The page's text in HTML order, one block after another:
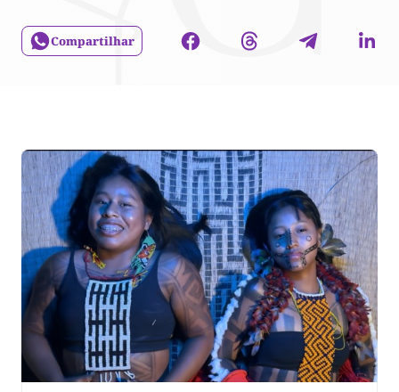
Compartilhar